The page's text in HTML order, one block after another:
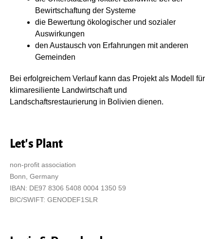
Bewirtschaftung der Systeme
die Bewertung ökologischer und sozialer
Auswirkungen
den Austausch von Erfahrungen mit anderen
Gemeinden
Bei erfolgreichem Verlauf kann das Projekt als Modell für
klimaresiliente Landwirtschaft und
Landschaftsrestaurierung in Bolivien dienen.
Let's Plant
non-profit association
Bonn, Germany
IBAN: DE97 8306 5408 0004 1350 59
BIC/SWIFT: GENODEF1SLR